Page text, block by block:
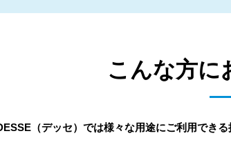
こんな方に
（デッセ）では様々な用途にご利用でき